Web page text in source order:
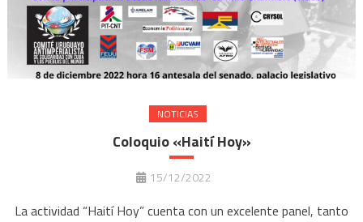
NOTICIAS
Coloquio «Haití Hoy»
15/12/2022
La actividad “Haití Hoy” cuenta con un excelente panel, tanto